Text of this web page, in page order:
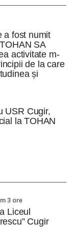
a fost numit
SA
activitate m-
de la care
și
USR Cugir,
la TOHAN
3 ore
Liceul
Cugir